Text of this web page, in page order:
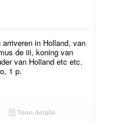
in Holland, van
de iii, koning van
van Holland etc etc.
1 p.
Toon details